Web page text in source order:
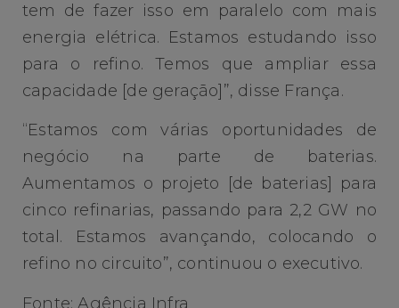
tem de fazer isso em paralelo com mais
energia elétrica. Estamos estudando isso
para o refino. Temos que ampliar essa
capacidade [de geração]”, disse França.
“Estamos com várias oportunidades de
negócio na parte de baterias.
Aumentamos o projeto [de baterias] para
cinco refinarias, passando para 2,2 GW no
total. Estamos avançando, colocando o
refino no circuito”, continuou o executivo.
Fonte: Agência Infra